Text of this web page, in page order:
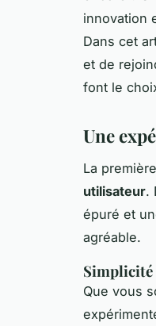
innovation
Dans cet
et de
font le
Une
La
utilisateur.
épuré et
agréable.
Que vous